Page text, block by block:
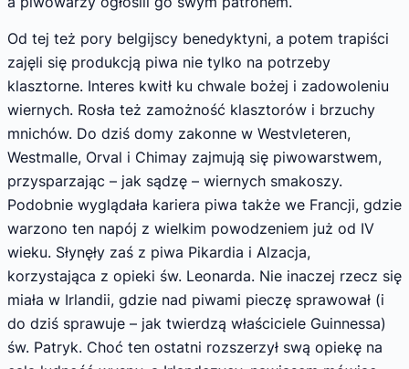
Od tej też pory belgijscy benedyktyni, a potem trapiści
zajęli się produkcją piwa nie tylko na potrzeby
klasztorne. Interes kwitł ku chwale bożej i zadowoleniu
wiernych. Rosła też zamożność klasztorów i brzuchy
mnichów. Do dziś domy zakonne w Westvleteren,
Westmalle, Orval i Chimay zajmują się piwowarstwem,
przysparzając – jak sądzę – wiernych smakoszy.
Podobnie wyglądała kariera piwa także we Francji, gdzie
warzono ten napój z wielkim powodzeniem już od IV
wieku. Słynęły zaś z piwa Pikardia i Alzacja,
korzystająca z opieki św. Leonarda. Nie inaczej rzecz się
miała w Irlandii, gdzie nad piwami pieczę sprawował (i
do dziś sprawuje – jak twierdzą właściciele Guinnessa)
św. Patryk. Choć ten ostatni rozszerzył swą opiekę na